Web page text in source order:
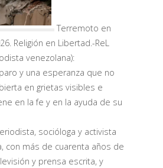
Terremoto en
Religión en Libertad.-ReL
venezolana):
y una esperanza que no
en grietas visibles e
en la fe y en la ayuda de su
socióloga y activista
con más de cuarenta años de
y prensa escrita, y